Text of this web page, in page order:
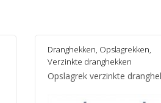
Dranghekken, Opslagrekken,
Verzinkte dranghekken
Opslagrek verzinkte